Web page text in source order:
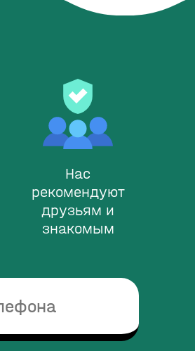
Нас
рекомендуют
друзьям и
знакомым